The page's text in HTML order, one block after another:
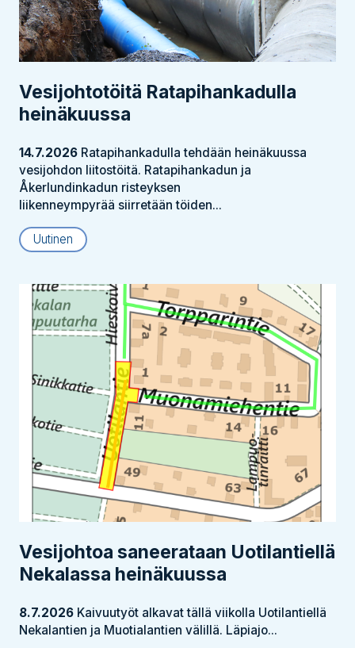
Vesijohtotöitä Ratapihankadulla
heinäkuussa
14.7.2026 Ratapihankadulla tehdään heinäkuussa
vesijohdon liitostöitä. Ratapihankadun ja
Åkerlundinkadun risteyksen
liikenneympyrää siirretään töiden...
Uutinen
Vesijohtoa saneerataan Uotilantiellä
Nekalassa heinäkuussa
8.7.2026 Kaivuutyöt alkavat tällä viikolla Uotilantiellä
Nekalantien ja Muotialantien välillä. Läpiajo...